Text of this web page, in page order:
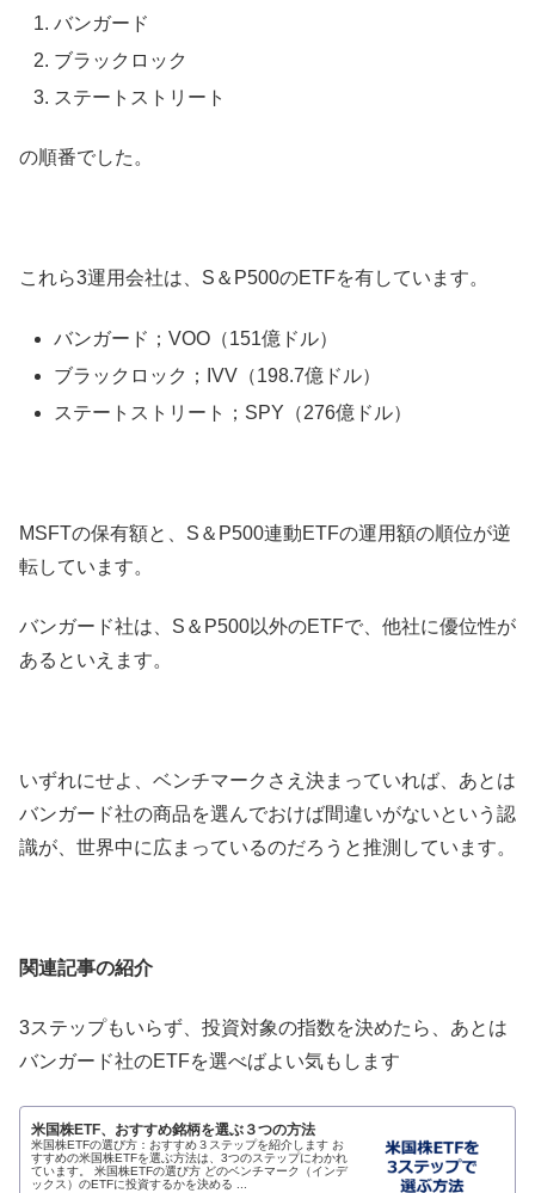
バンガード
ブラックロック
ステートストリート
の順番でした。
これら3運用会社は、S＆P500のETFを有しています。
バンガード；VOO（151億ドル）
ブラックロック；IVV（198.7億ドル）
ステートストリート；SPY（276億ドル）
MSFTの保有額と、S＆P500連動ETFの運用額の順位が逆
転しています。
バンガード社は、S＆P500以外のETFで、他社に優位性が
あるといえます。
いずれにせよ、ベンチマークさえ決まっていれば、あとは
バンガード社の商品を選んでおけば間違いがないという認
識が、世界中に広まっているのだろうと推測しています。
関連記事の紹介
3ステップもいらず、投資対象の指数を決めたら、あとは
バンガード社のETFを選べばよい気もします
米国株ETF、おすすめ銘柄を選ぶ３つの方法
米国株ETFの選び方：おすすめ３ステップを紹介します お
すすめの米国株ETFを選ぶ方法は、3つのステップにわかれ
ています。 米国株ETFの選び方 どのベンチマーク（インデ
ックス）のETFに投資するかを決める ...